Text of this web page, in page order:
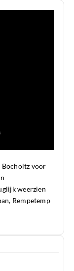
Bocholtz voor
weerzien
Rempetemp